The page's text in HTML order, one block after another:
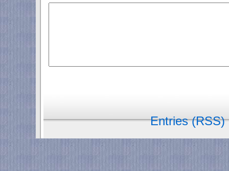
Entries (RSS)